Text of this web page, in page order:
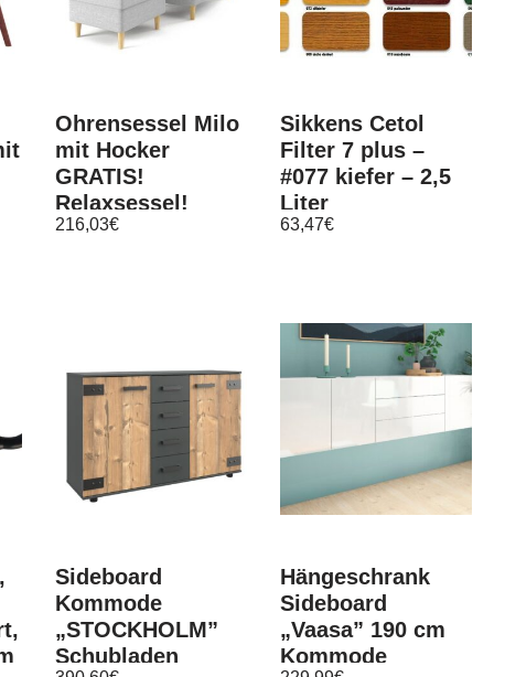
Ohrensessel Milo
mit Hocker
GRATIS!
Relaxsessel!
Polstersessel!
216,03€
Sikkens Cetol
Filter 7 plus –
#077 kiefer – 2,5
Liter
63,47€
Sideboard
Kommode
„STOCKHOLM”
Schubladen
Hängeschrank
Sideboard
„Vaasa” 190 cm
Kommode